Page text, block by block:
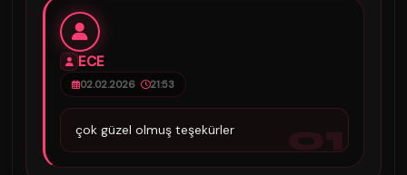
01
ECE
02.02.2026 21:53
çok güzel olmuş teşekürler